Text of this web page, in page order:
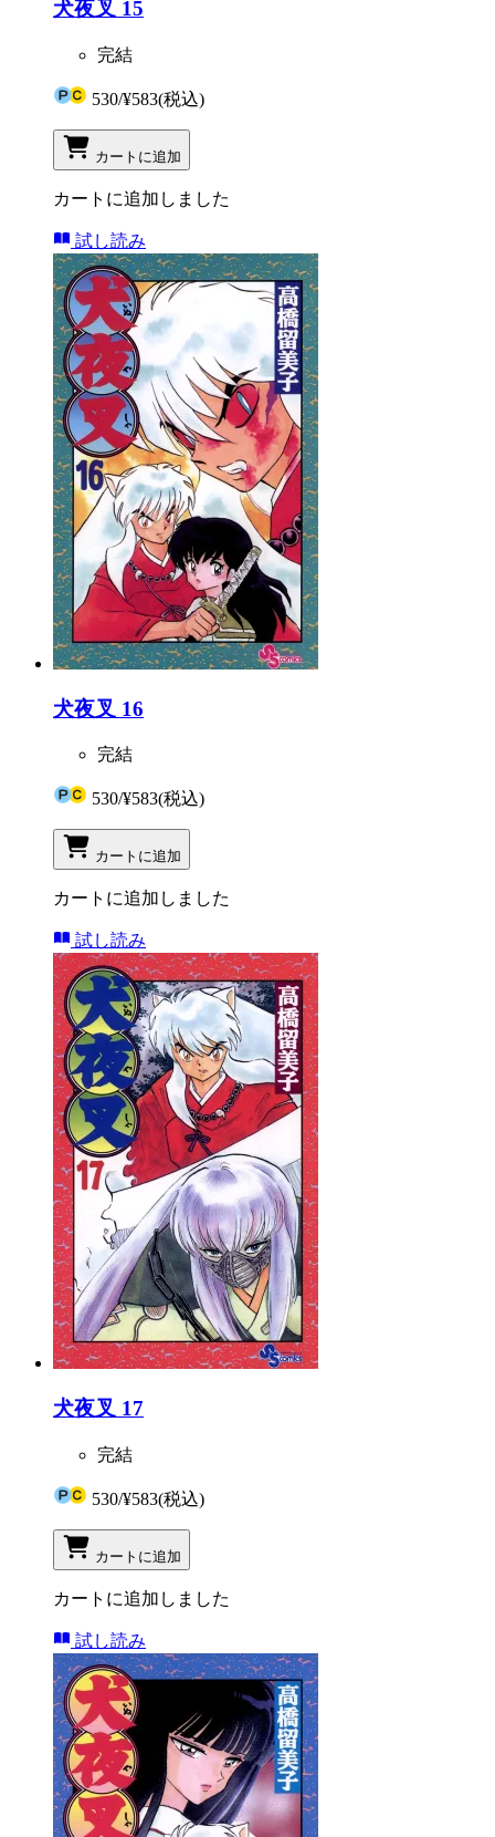
犬夜叉 15
完結
530/¥583(税込)
カートに追加
カートに追加しました
試し読み
犬夜叉 16
完結
530/¥583(税込)
カートに追加
カートに追加しました
試し読み
犬夜叉 17
完結
530/¥583(税込)
カートに追加
カートに追加しました
試し読み